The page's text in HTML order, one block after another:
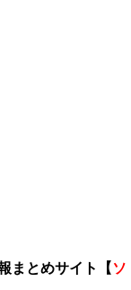
まとめサイト【 ソ